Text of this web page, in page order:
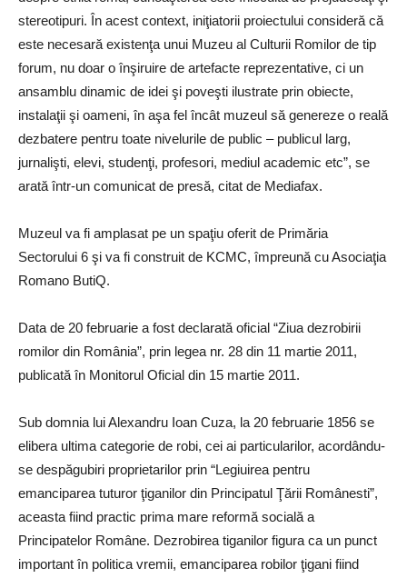
stereotipuri. În acest context, iniţiatorii proiectului consideră că
este necesară existenţa unui Muzeu al Culturii Romilor de tip
forum, nu doar o înşiruire de artefacte reprezentative, ci un
ansamblu dinamic de idei şi poveşti ilustrate prin obiecte,
instalaţii şi oameni, în aşa fel încât muzeul să genereze o reală
dezbatere pentru toate nivelurile de public – publicul larg,
jurnalişti, elevi, studenţi, profesori, mediul academic etc”, se
arată într-un comunicat de presă, citat de Mediafax.
Muzeul va fi amplasat pe un spaţiu oferit de Primăria
Sectorului 6 şi va fi construit de KCMC, împreună cu Asociaţia
Romano ButiQ.
Data de 20 februarie a fost declarată oficial “Ziua dezrobirii
romilor din România”, prin legea nr. 28 din 11 martie 2011,
publicată în Monitorul Oficial din 15 martie 2011.
Sub domnia lui Alexandru Ioan Cuza, la 20 februarie 1856 se
elibera ultima categorie de robi, cei ai particularilor, acordându-
se despăgubiri proprietarilor prin “Legiuirea pentru
emanciparea tuturor ţiganilor din Principatul Ţării Românesti”,
aceasta fiind practic prima mare reformă socială a
Principatelor Române. Dezrobirea tiganilor figura ca un punct
important în politica vremii, emanciparea robilor ţigani fiind